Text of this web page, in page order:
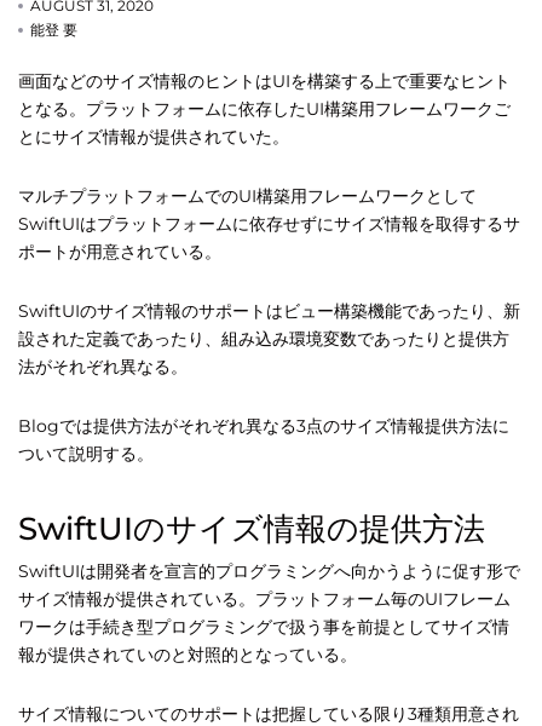
AUGUST 31, 2020
能登 要
画面などのサイズ情報のヒントはUIを構築する上で重要なヒント
となる。プラットフォームに依存したUI構築用フレームワークご
とにサイズ情報が提供されていた。
マルチプラットフォームでのUI構築用フレームワークとして
SwiftUIはプラットフォームに依存せずにサイズ情報を取得するサ
ポートが用意されている。
SwiftUIのサイズ情報のサポートはビュー構築機能であったり、新
設された定義であったり、組み込み環境変数であったりと提供方
法がそれぞれ異なる。
Blogでは提供方法がそれぞれ異なる3点のサイズ情報提供方法に
ついて説明する。
SwiftUIのサイズ情報の提供方法
SwiftUIは開発者を宣言的プログラミングへ向かうように促す形で
サイズ情報が提供されている。プラットフォーム毎のUIフレーム
ワークは手続き型プログラミングで扱う事を前提としてサイズ情
報が提供されていのと対照的となっている。
サイズ情報についてのサポートは把握している限り3種類用意され